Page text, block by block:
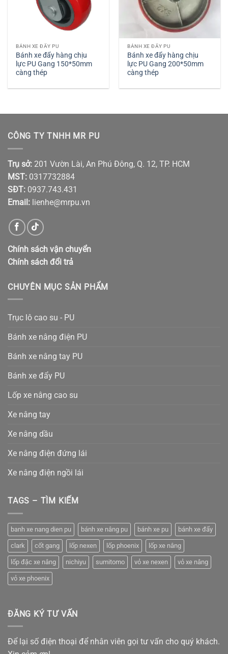
BÁNH XE ĐẨY PU
Bánh xe đẩy hàng chịu
lực PU Gang 150*50mm
càng thép
BÁNH XE ĐẨY PU
Bánh xe đẩy hàng chịu
lực PU Gang 200*50mm
càng thép
CÔNG TY TNHH MR PU
Trụ sở: 201 Vườn Lài, An Phú Đông, Q. 12, TP. HCM
MST: 0317732884
SĐT: 0937.743.431
Email: lienhe@mrpu.vn
Chính sách vận chuyển
Chính sách đổi trả
CHUYÊN MỤC SẢN PHẨM
Trục lô cao su - PU
Bánh xe nâng điện PU
Bánh xe nâng tay PU
Bánh xe đẩy PU
Lốp xe nâng cao su
Xe nâng tay
Xe nâng dầu
Xe nâng điện đứng lái
Xe nâng điện ngồi lái
TAGS – TÌM KIẾM
banh xe nang dien pu bánh xe nâng pu bánh xe pu bánh xe đẩy
clark cốt gang lốp nexen lốp phoenix lốp xe nâng
lốp đặc xe nâng nichiyu sumitomo vỏ xe nexen vỏ xe nâng
vỏ xe phoenix
ĐĂNG KÝ TƯ VẤN
Để lại số điện thoại để nhân viên gọi tư vấn cho quý khách.